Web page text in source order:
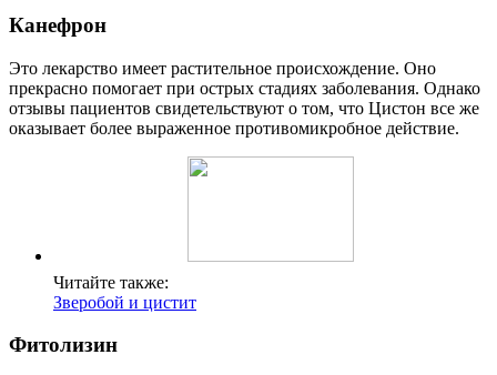
Канефрон
Это лекарство имеет растительное происхождение. Оно
прекрасно помогает при острых стадиях заболевания. Однако
отзывы пациентов свидетельствуют о том, что Цистон все же
оказывает более выраженное противомикробное действие.
Читайте также:
Зверобой и цистит
Фитолизин